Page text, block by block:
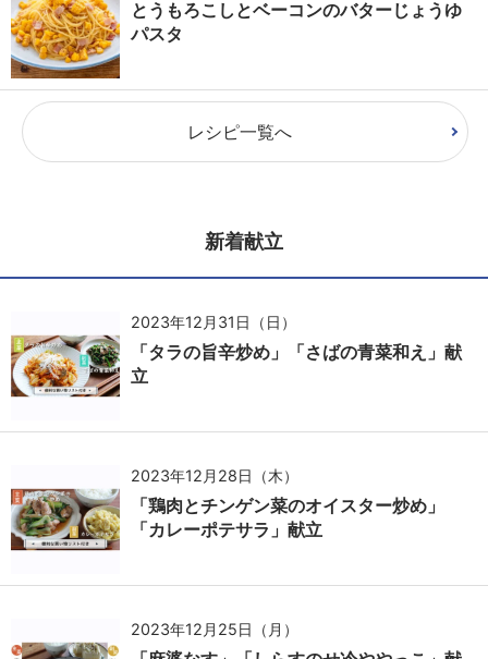
とうもろこしとベーコンのバターじょうゆ
パスタ
レシピ一覧へ
新着献立
2023年12月31日（日）
「タラの旨辛炒め」「さばの青菜和え」献
立
2023年12月28日（木）
「鶏肉とチンゲン菜のオイスター炒め」
「カレーポテサラ」献立
2023年12月25日（月）